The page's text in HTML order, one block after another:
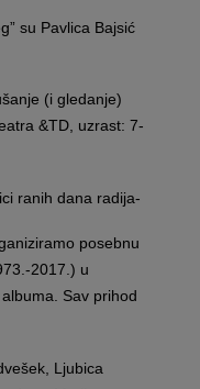
su Pavlica Bajsić
(i gledanje)
&TD, uzrast: 7-
ranih dana radija-
posebnu
2017.) u
Sav prihod
Ljubica